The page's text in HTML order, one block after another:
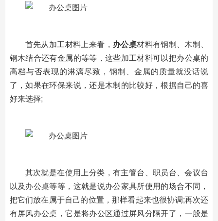
首先从加工材料上来看， 办公桌材料有钢制、木制、
钢木结合还有金属的等等，这些加工材料可以把办公桌的
高档与否表现的淋漓尽致，钢制、金属的质量就没话说
了，如果在环保来说，还是木制的比较好，根据自己的喜
好来选择;
其次就是在使用上分类，有主管台、职员台、会议台
以及办公桌等等，这就是说办公家具所使用的场合不同，
把它们放在属于自己的位置，那样看起来也很协调;再次还
有屏风办公桌，它是将办公区通过屏风分隔开了，一般是